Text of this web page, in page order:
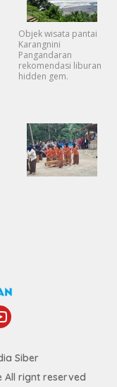
Objek wisata pantai
Karangnini
Pangandaran
rekomendasi liburan
hidden gem.
Siber
All rignt reserved